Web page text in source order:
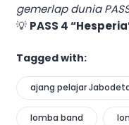
gemerlap dunia
💡 PASS 4
Tagged with:
ajang pelajar
lomba band